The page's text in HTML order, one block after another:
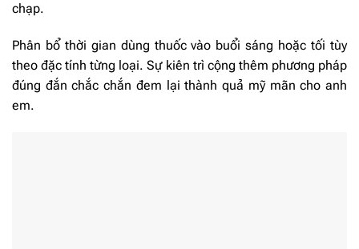
chạp.
Phân bổ thời gian dùng thuốc vào buổi sáng hoặc tối tùy
theo đặc tính từng loại. Sự kiên trì cộng thêm phương pháp
đúng đắn chắc chắn đem lại thành quả mỹ mãn cho anh
em.